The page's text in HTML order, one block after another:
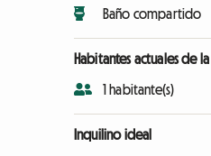
Baño compartido
Habitantes actuales de
1 habitante(s)
Inquilino ideal